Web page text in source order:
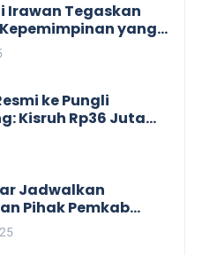
Irawan Tegaskan
yang
Masyarakat
Koordinasi OPD
ke Pungli
Kisruh Rp36 Juta
Tiket Pantai
Jadwalkan
Pihak Pemkab
dan Status TKD di